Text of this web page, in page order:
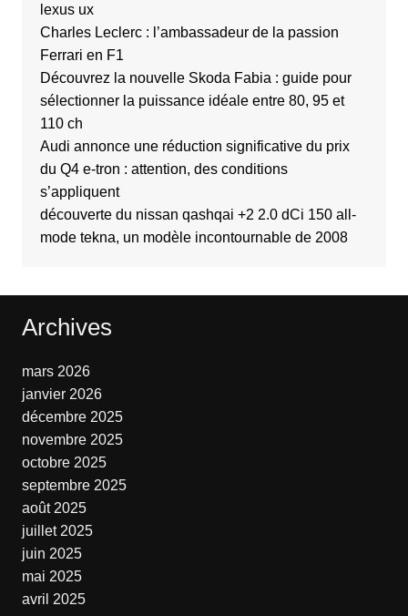
lexus ux
Charles Leclerc : l’ambassadeur de la passion
Ferrari en F1
Découvrez la nouvelle Skoda Fabia : guide pour
sélectionner la puissance idéale entre 80, 95 et
110 ch
Audi annonce une réduction significative du prix
du Q4 e-tron : attention, des conditions
s’appliquent
découverte du nissan qashqai +2 2.0 dCi 150 all-
mode tekna, un modèle incontournable de 2008
Archives
mars 2026
janvier 2026
décembre 2025
novembre 2025
octobre 2025
septembre 2025
août 2025
juillet 2025
juin 2025
mai 2025
avril 2025